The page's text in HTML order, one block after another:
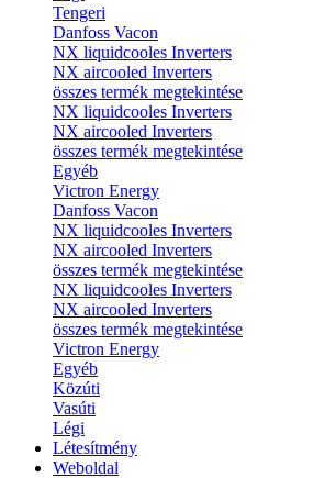
Tengeri
Danfoss Vacon
NX liquidcooles Inverters
NX aircooled Inverters
összes termék megtekintése
NX liquidcooles Inverters
NX aircooled Inverters
összes termék megtekintése
Egyéb
Victron Energy
Danfoss Vacon
NX liquidcooles Inverters
NX aircooled Inverters
összes termék megtekintése
NX liquidcooles Inverters
NX aircooled Inverters
összes termék megtekintése
Victron Energy
Egyéb
Közúti
Vasúti
Légi
Létesítmény
Weboldal